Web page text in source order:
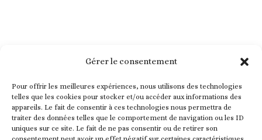
Gérer le consentement
Pour offrir les meilleures expériences, nous utilisons des technologies
telles que les cookies pour stocker et/ou accéder aux informations des
appareils. Le fait de consentir à ces technologies nous permettra de
traiter des données telles que le comportement de navigation ou les ID
uniques sur ce site. Le fait de ne pas consentir ou de retirer son